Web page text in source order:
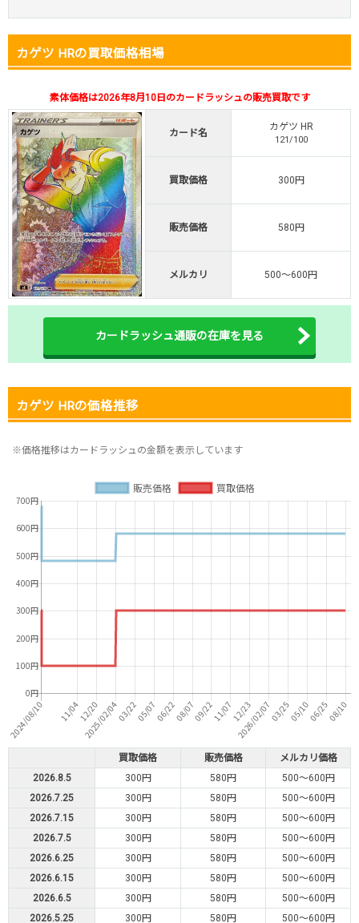
オリパスタジアム
・atone・ペイディ対応！
・新規登録で6種類アド確解禁
オリパスタジアム公式はこちら ＞
オリくじ
・新規登録で無料100連できる！
・初回購入は500coinが50円
TVCM記念！激熱イベント開催中
オリくじ公式はこちら ＞
TORAオリパ
・リリース1周年イベント開催中！
・新規登録で最大90%OFF
TORAオリパ公式はこちら ＞
カゲツ HRの買取価格相場
素体価格は2026年8月10日のカードラッシュの販売買取です
カード名
カゲツ HR
121/100
買取価格 300円
販売価格 580円
メルカリ 500～600円
カードラッシュ通販の在庫を見る
カゲツ HRの価格推移
※価格推移はカードラッシュの金額を表示しています
買取価格 販売価格
メルカリ価格
2026.8.5
300円 580円
500～600円
2026.7.25
300円 580円
500～600円
2026.7.15
300円 580円
500～600円
2026.7.5
300円 580円
500～600円
2026.6.25
300円 580円
500～600円
2026.6.15
300円 580円
500～600円
2026.6.5
300円 580円
500～600円
2026.5.25
300円 580円 500～600円